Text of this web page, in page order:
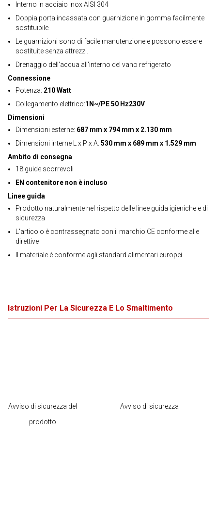
Interno in acciaio inox AISI 304
Doppia porta incassata con guarnizione in gomma facilmente
sostituibile
Le guarnizioni sono di facile manutenzione e possono essere
sostituite senza attrezzi.
Drenaggio dell'acqua all'interno del vano refrigerato
Connessione
Potenza: 210 Watt
Collegamento elettrico:1N~/PE 50 Hz230V
Dimensioni
Dimensioni esterne: 687 mm x 794 mm x 2.130 mm
Dimensioni interne L x P x A: 530 mm x 689 mm x 1.529 mm
Ambito di consegna
18 guide scorrevoli
EN contenitore non è incluso
Linee guida
Prodotto naturalmente nel rispetto delle linee guida igieniche e di
sicurezza
L'articolo è contrassegnato con il marchio CE conforme alle
direttive
Il materiale è conforme agli standard alimentari europei
Istruzioni Per La Sicurezza E Lo Smaltimento
Avviso di sicurezza del
prodotto
Avviso di sicurezza